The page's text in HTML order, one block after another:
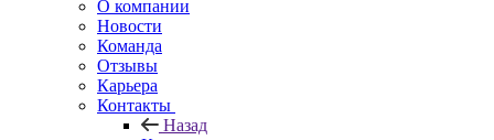
О компании
Новости
Команда
Отзывы
Карьера
Контакты
Назад